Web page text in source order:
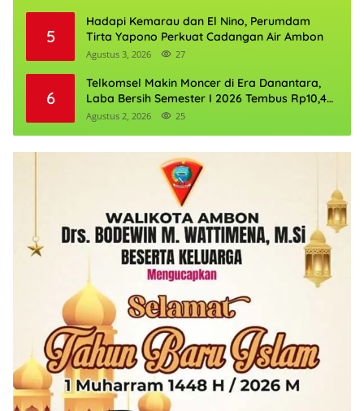
5
Hadapi Kemarau dan El Nino, Perumdam
Tirta Yapono Perkuat Cadangan Air Ambon
Agustus 3, 2026 27
6
Telkomsel Makin Moncer di Era Danantara,
Laba Bersih Semester I 2026 Tembus Rp10,4
Triliun
Agustus 2, 2026 25